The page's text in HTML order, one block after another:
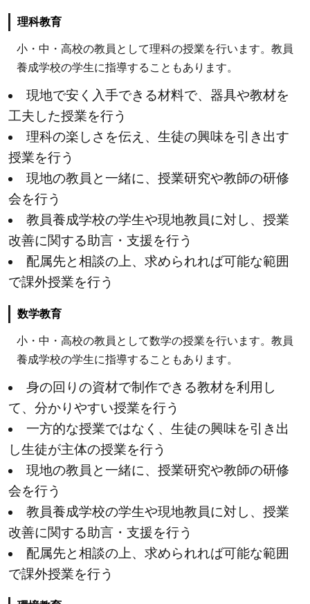
ーン
を応
援
アフ
リカ
の子
ども
たち
の現
状を
周囲
に伝
える
4
た
ち
に
き
る
こ
と
を
一
つ
ず
つ
実
行
理科教育
小・中・高校の教員として理科の授業を行います。教員
養成学校の学生に指導することもあります。
現地で安く入手できる材料で、器具や教材を
工夫した授業を行う
理科の楽しさを伝え、生徒の興味を引き出す
授業を行う
現地の教員と一緒に、授業研究や教師の研修
会を行う
教員養成学校の学生や現地教員に対し、授業
改善に関する助言・支援を行う
配属先と相談の上、求められれば可能な範囲
で課外授業を行う
数学教育
小・中・高校の教員として数学の授業を行います。教員
養成学校の学生に指導することもあります。
身の回りの資材で制作できる教材を利用し
て、分かりやすい授業を行う
一方的な授業ではなく、生徒の興味を引き出
し生徒が主体の授業を行う
現地の教員と一緒に、授業研究や教師の研修
会を行う
教員養成学校の学生や現地教員に対し、授業
改善に関する助言・支援を行う
配属先と相談の上、求められれば可能な範囲
で課外授業を行う